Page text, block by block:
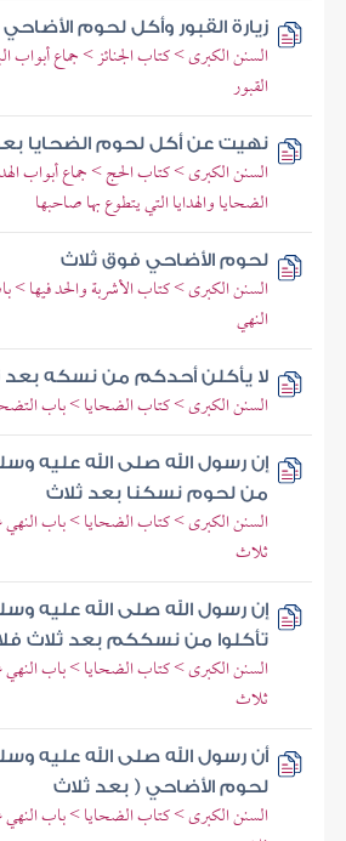
زيارة القبور وأكل لحوم
السنن الكبرى > كتاب الجنائز > جماع أبواب
القبور
نهيت عن أكل لحوم الضحايا
السنن الكبرى > كتاب الحج > جماع أبواب
الضحايا والهدايا التي يتطوع بها صاحبها
لحوم الأضاحي فوق ثلاث
السنن الكبرى > كتاب الأشربة والحد فيها >
النهي
لا يأكلن أحدكم من نسكه بعد
السنن الكبرى > كتاب الضحايا > باب
إن رسول الله صلى الله عليه
من لحوم نسكنا بعد ثلاث
السنن الكبرى > كتاب الضحايا > باب
ثلاث
إن رسول الله صلى الله عليه
تأكلوا من نسككم بعد ثلاث
السنن الكبرى > كتاب الضحايا > باب
ثلاث
أن رسول الله صلى الله عليه
لحوم الأضاحي ( بعد ثلاث
السنن الكبرى > كتاب الضحايا > باب